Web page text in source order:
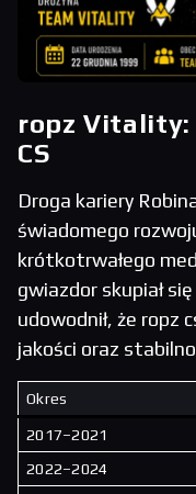
ropz Vitality:
CS
Droga kariery
świadomego
krótkotrwałego
gwiazdor skupiał
udowodnił, że ropz
jakości oraz
Okres
2017–2021
2022–2024